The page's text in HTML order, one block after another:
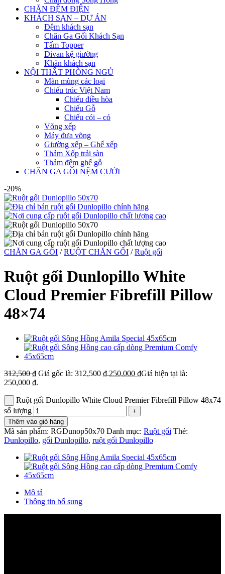
CHĂN ĐỆM ĐIỆN
KHÁCH SẠN – DỰ ÁN
Đệm khách sạn
Chăn Ga Gối Khách Sạn
Tấm Topper
Divan kệ giường
Khăn khách sạn
NỘI THẤT PHÒNG NGỦ
Màn mùng các loại
Chiếu trúc Việt Nam
Chiếu điều hòa
Chiếu Gỗ
Chiếu cói – cỏ
Võng xếp
Máy đưa võng
Giường xếp – Ghế xếp
Thảm Xốp trải sàn
Thảm đệm ghế gỗ
CHĂN GA GỐI NỆM CƯỚI
-20%
CHĂN GA GỐI / RUỘT CHĂN GỐI / Ruột gối
Ruột gối Dunlopillo White
Cloud Premier Fibrefill Pillow
48×74
312,500₫ Giá gốc là: 312,500 ₫.250,000 ₫Giá hiện tại là:
250,000 ₫.
Ruột gối Dunlopillo White Cloud Premier Fibrefill Pillow 48x74
số lượng
Thêm vào giỏ hàng
Mã sản phẩm: RGDunop50x70 Danh mục: Ruột gối Thẻ:
Dunlopillo, gối Dunlopillo, ruột gối Dunlopillo
Mô tả
Thông tin bổ sung